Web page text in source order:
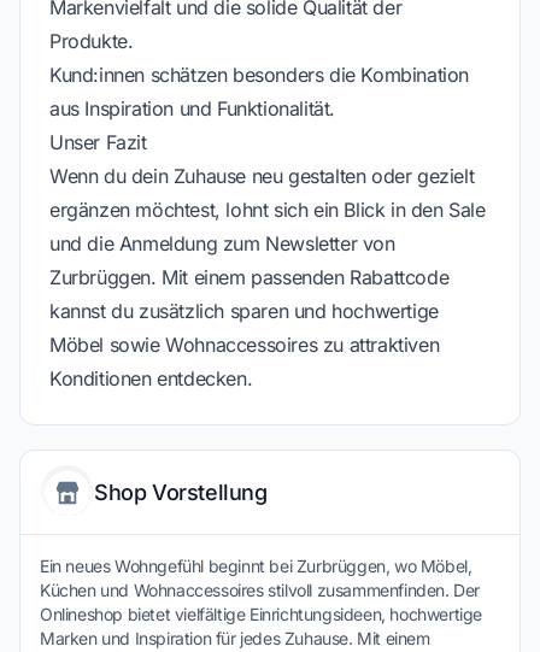
Markenvielfalt und die solide Qualität der
Produkte.
Kund:innen schätzen besonders die Kombination
aus Inspiration und Funktionalität.
Unser Fazit
Wenn du dein Zuhause neu gestalten oder gezielt
ergänzen möchtest, lohnt sich ein Blick in den Sale
und die Anmeldung zum Newsletter von
Zurbrüggen. Mit einem passenden Rabattcode
kannst du zusätzlich sparen und hochwertige
Möbel sowie Wohnaccessoires zu attraktiven
Konditionen entdecken.
Shop Vorstellung
Ein neues Wohngefühl beginnt bei Zurbrüggen, wo Möbel,
Küchen und Wohnaccessoires stilvoll zusammenfinden. Der
Onlineshop bietet vielfältige Einrichtungsideen, hochwertige
Marken und Inspiration für jedes Zuhause. Mit einem